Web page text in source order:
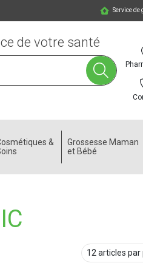
Service de
de votre santé
&
Grossesse Maman
et Bébé